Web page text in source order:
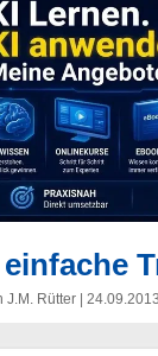
einfache
J.M. Rütter 24.09.2013